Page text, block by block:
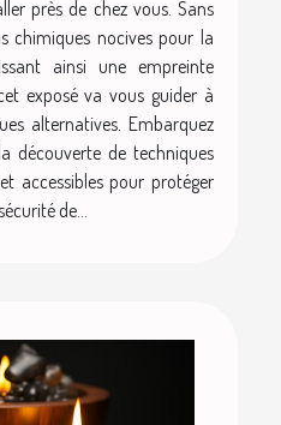
près de chez vous. Sans
chimiques nocives pour la
ainsi une empreinte
exposé va vous guider à
alternatives. Embarquez
découverte de techniques
accessibles pour protéger
de...